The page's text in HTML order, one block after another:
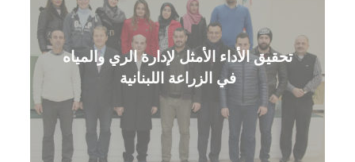
تحقيق الأداء الأمثل لإدارة الري والمياه
في الزراعة اللبنانية